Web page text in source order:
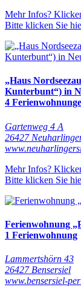
Mehr Infos?
Bitte klicken Sie
„Haus
Kunterbunt“) in
4
Gartenweg 4 A
26427
Mehr Infos?
Bitte klicken Sie
Ferienwohnung
1 Ferienwohnung
Lammertshörn 43
26427 Bensersiel
www.bensersiel-